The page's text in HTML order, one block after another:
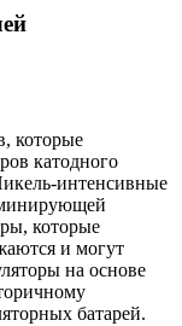
которые
катодного
интенсивные
которые
и могут
на основе
батарей.